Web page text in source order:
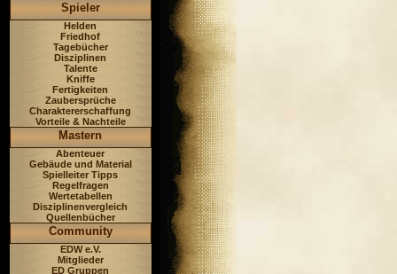
Spieler
Helden
Friedhof
Tagebücher
Disziplinen
Talente
Kniffe
Fertigkeiten
Zaubersprüche
Charaktererschaffung
Vorteile & Nachteile
Mastern
Abenteuer
Gebäude und Material
Spielleiter Tipps
Regelfragen
Wertetabellen
Disziplinenvergleich
Quellenbücher
Community
EDW e.V.
Mitglieder
ED Gruppen